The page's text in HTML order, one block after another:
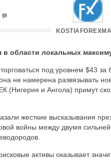
в области локальных
под уровнем $43 за
не намерена развязывать
(Нигерия и Ангола) примут
жесткие высказывания
войны между двумя
активы оказывает